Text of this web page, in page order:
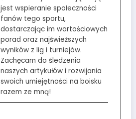
jest wspieranie społeczności
fanów tego sportu,
dostarczając im wartościowych
porad oraz najświeższych
wyników z lig i turniejów.
Zachęcam do śledzenia
naszych artykułów i rozwijania
swoich umiejętności na boisku
razem ze mną!